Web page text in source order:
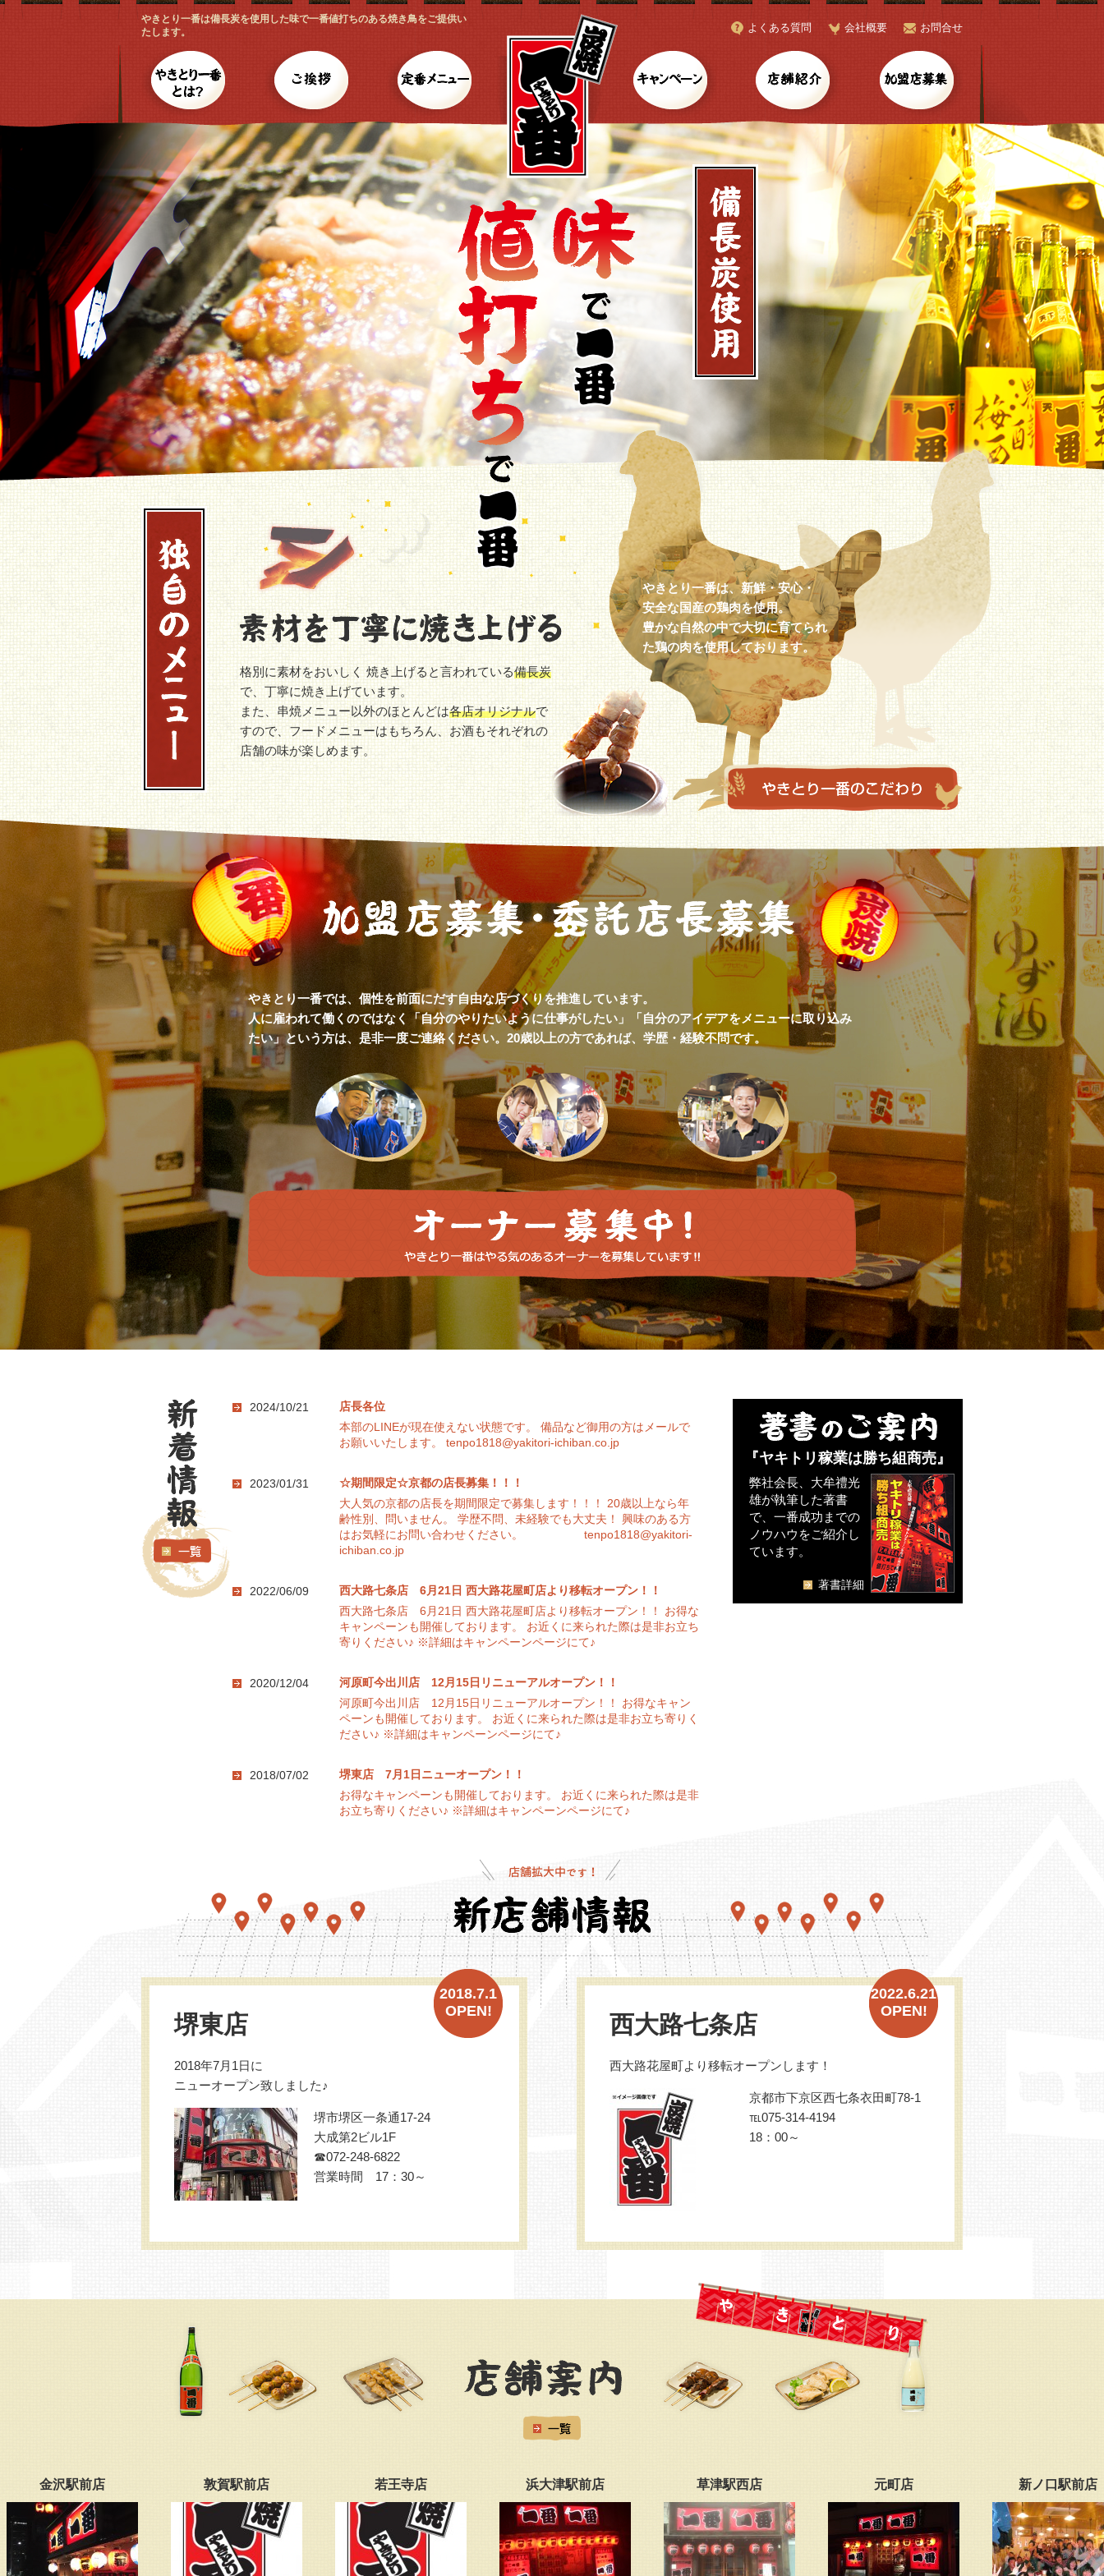
やきとり一番は備長炭を使用した味で一番値打ちのある焼き鳥をご提供い
たします。
よくある質問 会社概要 お問合せ
やきとり一番とは？ 定番メニュー キャンペーン 加盟店募集
格別に素材をおいしく 焼き上げると言われている備長炭
で、丁寧に焼き上げています。
また、串焼メニュー以外のほとんどは各店オリジナルで
すので、フードメニューはもちろん、お酒もそれぞれの
店舗の味が楽しめます。
やきとり一番は、新鮮・安心・
安全な国産の鶏肉を使用。
豊かな自然の中で大切に育てられ
た鶏の肉を使用しております。
やきとり一番では、個性を前面にだす自由な店づくりを推進しています。
人に雇われて働くのではなく「自分のやりたいように仕事がしたい」「自分のアイデアをメニューに取り込み
たい」という方は、是非一度ご連絡ください。20歳以上の方であれば、学歴・経験不問です。
2024/10/21
店長各位
本部のLINEが現在使えない状態です。 備品など御用の方はメールで
お願いいたします。 tenpo1818@yakitori-ichiban.co.jp
2023/01/31
☆期間限定☆京都の店長募集！！！
大人気の京都の店長を期間限定で募集します！！！ 20歳以上なら年
齢性別、問いません。 学歴不問、未経験でも大丈夫！ 興味のある方
はお気軽にお問い合わせください。 tenpo1818@yakitori-
ichiban.co.jp
2022/06/09
西大路七条店 6月21日 西大路花屋町店より移転オープン！！
西大路七条店 6月21日 西大路花屋町店より移転オープン！！ お得な
キャンペーンも開催しております。 お近くに来られた際は是非お立ち
寄りください♪ ※詳細はキャンペーンページにて♪
2020/12/04
河原町今出川店 12月15日リニューアルオープン！！
河原町今出川店 12月15日リニューアルオープン！！ お得なキャン
ペーンも開催しております。 お近くに来られた際は是非お立ち寄りく
ださい♪ ※詳細はキャンペーンページにて♪
2018/07/02
堺東店 7月1日ニューオープン！！
お得なキャンペーンも開催しております。 お近くに来られた際は是非
お立ち寄りください♪ ※詳細はキャンペーンページにて♪
『ヤキトリ稼業は勝ち組商売』
弊社会長、大牟禮光
雄が執筆した著書
で、一番成功までの
ノウハウをご紹介し
ています。
著書詳細
堺東店
2018.7.1
OPEN!
2018年7月1日に
ニューオープン致しました♪
堺市堺区一条通17-24
大成第2ビル1F
☎072-248-6822
営業時間 17：30～
西大路七条店
2022.6.21
OPEN!
西大路花屋町より移転オープンします！
京都市下京区西七条衣田町78-1
℡075-314-4194
18：00～
駅前店 敦賀駅前店 若王寺店 浜大津駅前店 草津駅西店 新ノ口駅前店